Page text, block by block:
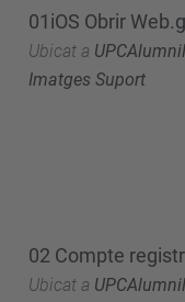
01iOS Obrir
Ubicat a
Imatges Suport
02 Compte
Ubicat a